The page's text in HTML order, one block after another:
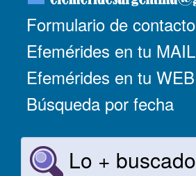
Formulario de contacto
Efemérides en tu MAIL
Efemérides en tu WEB
Búsqueda por fecha
Lo + buscado